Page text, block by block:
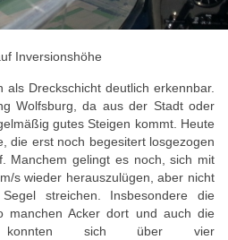
Inversionshöhe
als Dreckschicht deutlich erkennbar.
Wolfsburg, da aus der Stadt oder
gutes Steigen kommt. Heute
die erst noch begesitert losgezogen
Manchem gelingt es noch, sich mit
s wieder herauszulügen, aber nicht
streichen. Insbesondere die
manchen Acker dort und auch die
konnten sich über vier